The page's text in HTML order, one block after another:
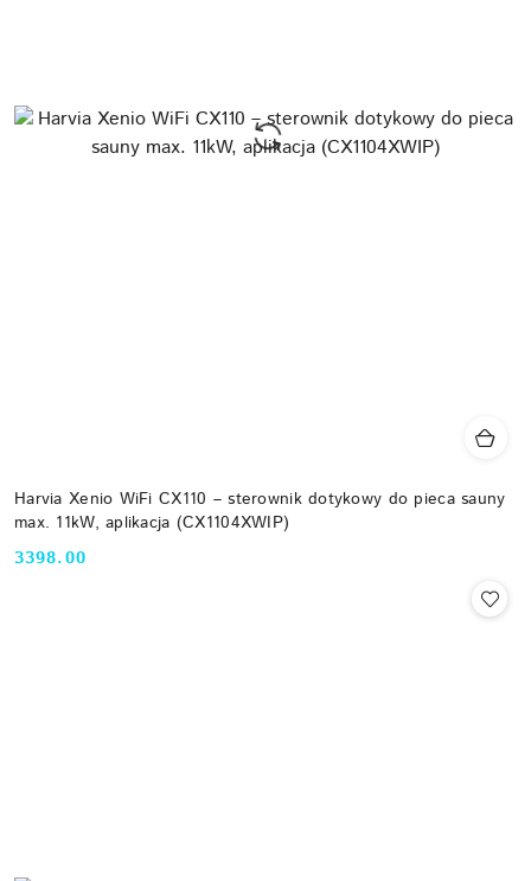
Harvia Xenio WiFi CX110 – sterownik dotykowy do pieca sauny
max. 11kW, aplikacja (CX1104XWIP)
Cena:
3398.00